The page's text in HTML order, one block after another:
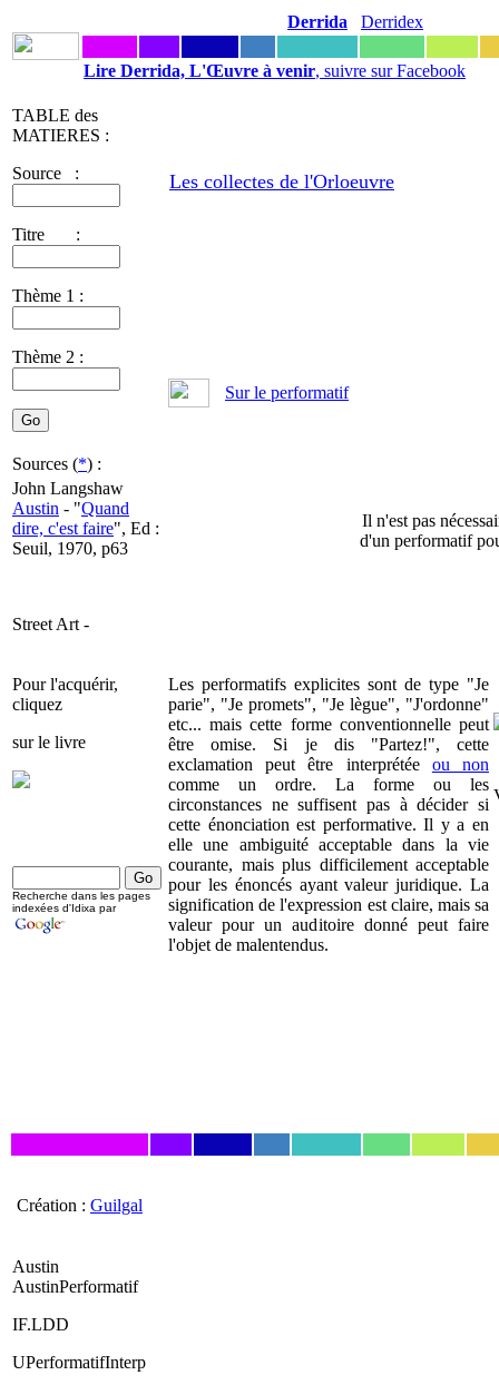
Derrida Derridex
Lire Derrida, L'Œuvre à venir, suivre sur Facebook
TABLE des
MATIERES :
Source :
Titre :
Thème 1 :
Thème 2 :
Les collectes de l'Orloeuvre
Sur le performatif
Sources (*) :
John Langshaw
Austin - "Quand
dire, c'est faire", Ed :
Seuil, 1970, p63
Street Art -
Il n'est pas
d'un performatif
Pour l'acquérir,
cliquez
sur le livre
Les performatifs explicites sont de type "Je
parie", "Je promets", "Je lègue", "J'ordonne"
etc... mais cette forme conventionnelle peut
être omise. Si je dis "Partez!", cette
exclamation peut être interprétée ou non
comme un ordre. La forme ou les
circonstances ne suffisent pas à décider si
cette énonciation est performative. Il y a en
elle une ambiguité acceptable dans la vie
courante, mais plus difficilement acceptable
pour les énoncés ayant valeur juridique. La
signification de l'expression est claire, mais sa
valeur pour un auditoire donné peut faire
l'objet de malentendus.
Recherche dans les pages
indexées d'Idixa par
Création : Guilgal
Austin
AustinPerformatif
IF.LDD
UPerformatifInterp